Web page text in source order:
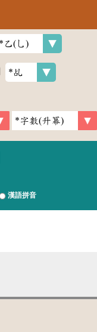
漢語拼音